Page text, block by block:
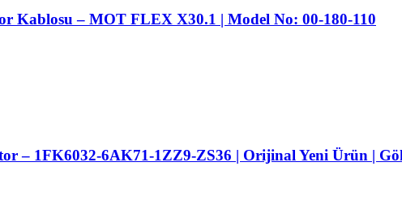
Kablosu – MOT FLEX X30.1 | Model No: 00-180-110
– 1FK6032-6AK71-1ZZ9-ZS36 | Orijinal Yeni Ürün |